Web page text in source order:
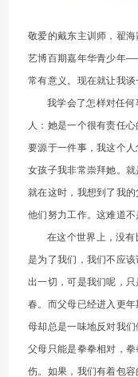
敬爱的戴东主训师，翟
艺博百期嘉年华青少年
常有意义。现在就让我谈
我学会了怎样对任
人：她是一个很有责任
要源于一件事，我这个
女孩子我非常崇拜她。
就在这时，我想到了我
他们努力工作。这难道不
在这个世界上，没
是为了我们，我们不应
出一切，可是我们呢，
春。而父母已经进入更
母却总是一味地反对我
父母只能是拳拳相对，
伤。如果，我们有着包